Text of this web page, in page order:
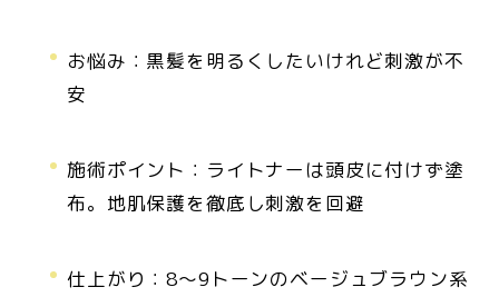
お悩み：黒髪を明るくしたいけれど刺激が不
安
施術ポイント：ライトナーは頭皮に付けず塗
布。地肌保護を徹底し刺激を回避
仕上がり：8〜9トーンのベージュブラウン系